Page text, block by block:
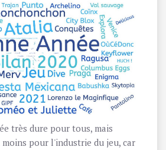
très dure pour tous, mais
pour l'industrie du jeu, car